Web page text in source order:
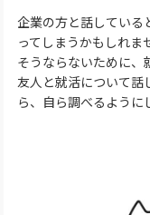
企業の方と話している
ってしまうかもしれま
そうならないために、
友人と就活について話
ら、自ら調べるよう